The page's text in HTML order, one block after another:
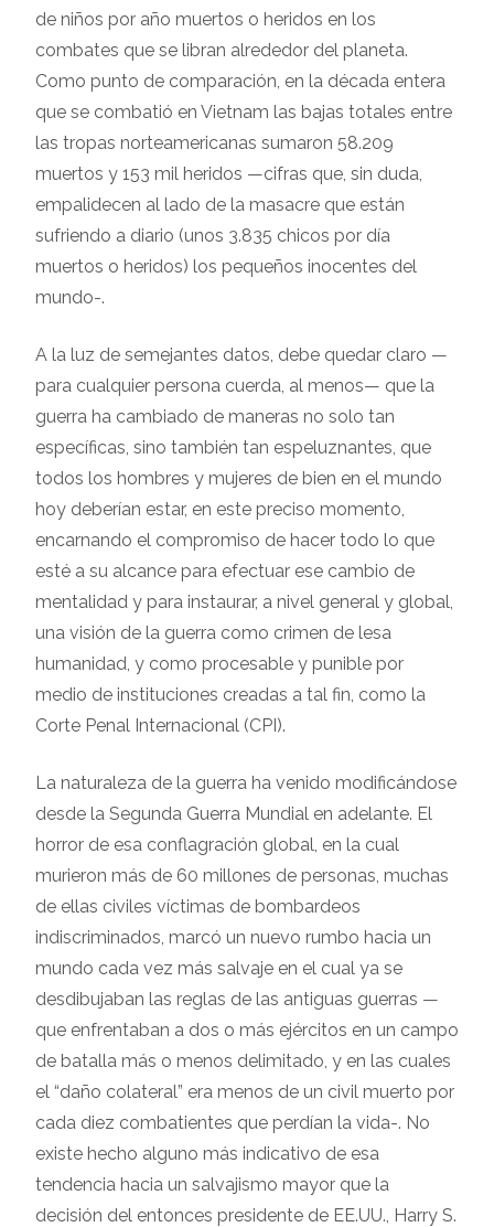
de niños por año muertos o heridos en los
combates que se libran alrededor del planeta.
Como punto de comparación, en la década entera
que se combatió en Vietnam las bajas totales entre
las tropas norteamericanas sumaron 58.209
muertos y 153 mil heridos —cifras que, sin duda,
empalidecen al lado de la masacre que están
sufriendo a diario (unos 3.835 chicos por día
muertos o heridos) los pequeños inocentes del
mundo-.
A la luz de semejantes datos, debe quedar claro —
para cualquier persona cuerda, al menos— que la
guerra ha cambiado de maneras no solo tan
específicas, sino también tan espeluznantes, que
todos los hombres y mujeres de bien en el mundo
hoy deberían estar, en este preciso momento,
encarnando el compromiso de hacer todo lo que
esté a su alcance para efectuar ese cambio de
mentalidad y para instaurar, a nivel general y global,
una visión de la guerra como crimen de lesa
humanidad, y como procesable y punible por
medio de instituciones creadas a tal fin, como la
Corte Penal Internacional (CPI).
La naturaleza de la guerra ha venido modificándose
desde la Segunda Guerra Mundial en adelante. El
horror de esa conflagración global, en la cual
murieron más de 60 millones de personas, muchas
de ellas civiles víctimas de bombardeos
indiscriminados, marcó un nuevo rumbo hacia un
mundo cada vez más salvaje en el cual ya se
desdibujaban las reglas de las antiguas guerras —
que enfrentaban a dos o más ejércitos en un campo
de batalla más o menos delimitado, y en las cuales
el “daño colateral” era menos de un civil muerto por
cada diez combatientes que perdían la vida-. No
existe hecho alguno más indicativo de esa
tendencia hacia un salvajismo mayor que la
decisión del entonces presidente de EE.UU., Harry S.